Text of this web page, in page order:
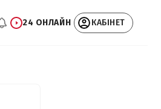
24 ОНЛАЙН КАБІНЕТ